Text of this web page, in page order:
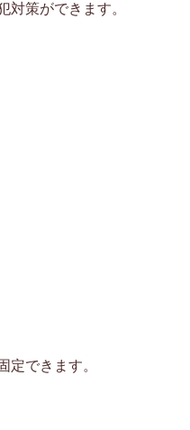
策ができます。
できます。